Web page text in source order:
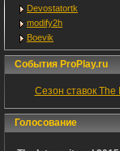
Devostatortk
modify2h
Boevik
События ProPlay.ru
Сезон ставок
Голосование